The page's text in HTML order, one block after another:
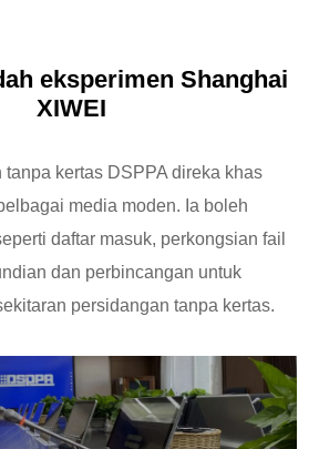
eksperimen Shanghai
XIWEI
kertas DSPPA direka khas
media moden. Ia boleh
daftar masuk, perkongsian fail
dan perbincangan untuk
persidangan tanpa kertas.